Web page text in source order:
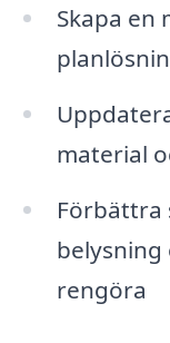
Skapa en
material
Förbättra
rengöra